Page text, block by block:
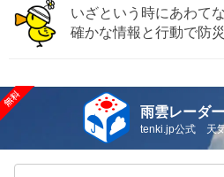
いざという時にあわて
確かな情報と行動で防
雨雲レーダ
tenki.jp公式 天